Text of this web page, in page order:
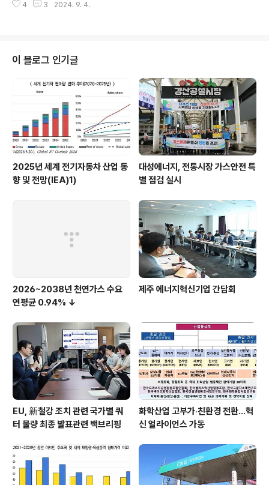
시행한다고 밝혔습니다. 이에 따라 달라지는 점을 살펴보면 다음과 같습니
기업과 협력형 복귀기업(국내 수요기업과 연계해 복귀하는 기업)이 추가됩니
다. 아울러 해외사업장 구조조정 요건 면제 후 보조금을 지원받은 첨단업종 유
턴기업의 신규 해외투자 제한 규정도 폐지됩..
4 3 2024. 9. 4.
이 블로그 인기글
2025년 세계 전기자동차 산업 동
향 및 전망(IEA)1)
대성에너지, 전통시장 가스안전 특
별 점검 실시
2026~2038년 천연가스 수요
연평균 0.94% ↓
제주 에너지혁신기업 간담회
EU, 新철강 조치 관련 국가별 쿼
터 물량 최종 발표관련 백브리핑
화학산업 고부가‧친환경 전환…혁
신 얼라이언스 가동